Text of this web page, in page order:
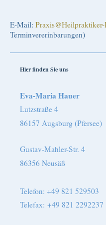
E-Mail: Praxis@Heilpraktiker-
Terminvererinbarungen)
Hier finden Sie uns
Eva-Maria Hauer
Lutzstraße 4
86157 Augsburg (Pfersee)
Gustav-Mahler-Str. 4
86356 Neusäß
Telefon: +49 821 529503
Telefax: +49 821 2292237